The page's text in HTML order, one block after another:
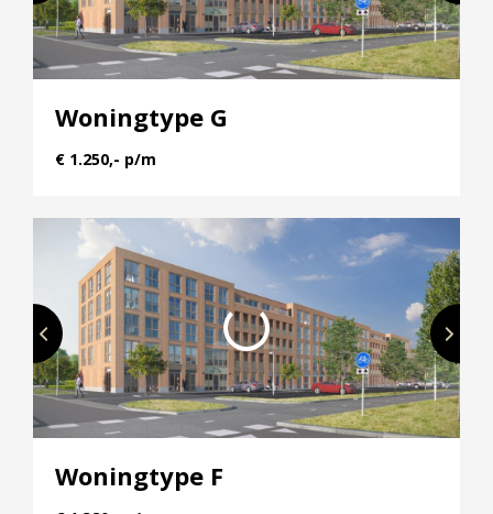
Woningtype G
€ 1.250,- p/m
Woningtype F